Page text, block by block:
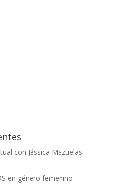
con Jéssica Mazuelas
en género femenino